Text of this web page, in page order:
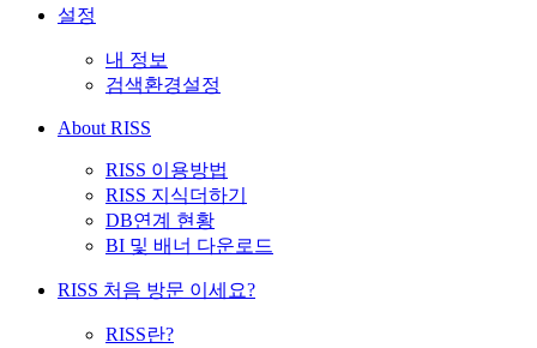
설정
내 정보
검색환경설정
About RISS
RISS 이용방법
RISS 지식더하기
DB연계 현황
BI 및 배너 다운로드
RISS 처음 방문 이세요?
RISS란?